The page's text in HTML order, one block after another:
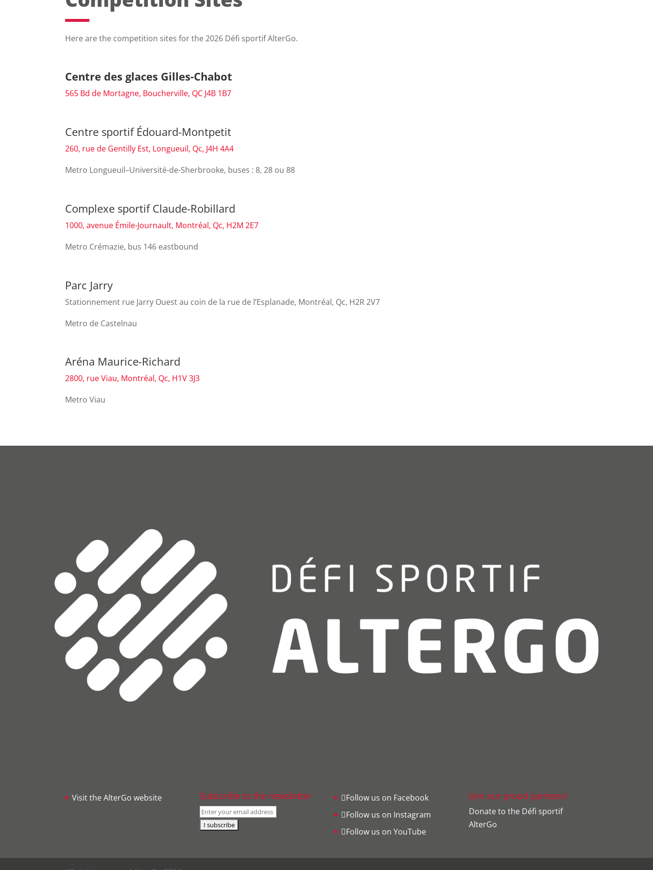
Here are the competition sites for the 2026 Défi sportif AlterGo.
Centre des glaces Gilles-Chabot
565 Bd de Mortagne, Boucherville, QC J4B 1B7
Centre sportif Édouard-Montpetit
260, rue de Gentilly Est, Longueuil, Qc, J4H 4A4
Metro Longueuil–Université-de-Sherbrooke, buses : 8, 28 ou 88
Complexe sportif Claude-Robillard
1000, avenue Émile-Journault, Montréal, Qc, H2M 2E7
Metro Crémazie, bus 146 eastbound
Parc Jarry
Stationnement rue Jarry Ouest au coin de la rue de l’Esplanade, Montréal, Qc, H2R 2V7
Metro de Castelnau
Aréna Maurice-Richard
2800, rue Viau, Montréal, Qc, H1V 3J3
Metro Viau
Visit the AlterGo website Subscribe to the newsletter
Follow us on Facebook
Follow us on Instagram
Follow us on YouTube
Join our proud partners!
Donate to the Défi sportif
AlterGo